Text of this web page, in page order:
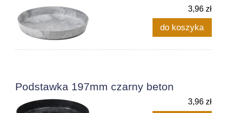
3,96 zł
do koszyka
Podstawka 197mm czarny beton
3,96 zł